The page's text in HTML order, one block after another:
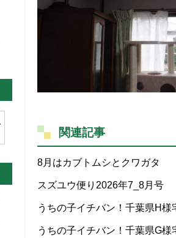
関連記事
8月はカブトムシとクワガタ
スズユウ便り2026年7_8月号
うちの子イチバン！千葉県H様
うちの子イチバン！千葉県G様